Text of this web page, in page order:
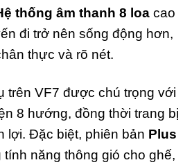
thống âm thanh 8 loa cao
đi trở nên sống động hơn,
thực và rõ nét.
trên VF7 được chú trọng với
8 hướng, đồng thời trang bị
lợi. Đặc biệt, phiên bản Plus
năng thông gió cho ghế,